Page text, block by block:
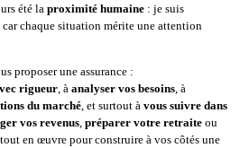
été la proximité humaine : je suis
car chaque situation mérite une attention
proposer une assurance :
rigueur, à analyser vos besoins, à
du marché, et surtout à vous suivre dans
vos revenus, préparer votre retraite ou
en œuvre pour construire à vos côtés une